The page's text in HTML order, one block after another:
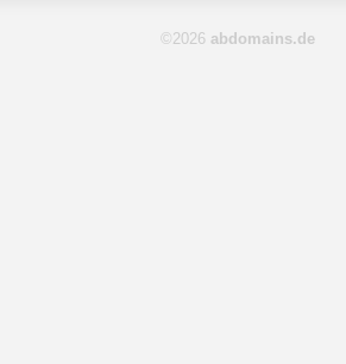
©2026 abdomains.de